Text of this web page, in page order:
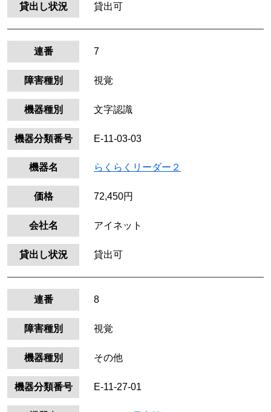
貸出し状況 貸出可
連番 7
障害種別 視覚
機器種別 文字認識
機器分類番号 E-11-03-03
機器名 らくらくリーダー２
価格 72,450円
会社名 アイネット
貸出し状況 貸出可
連番 8
障害種別 視覚
機器種別 その他
機器分類番号 E-11-27-01